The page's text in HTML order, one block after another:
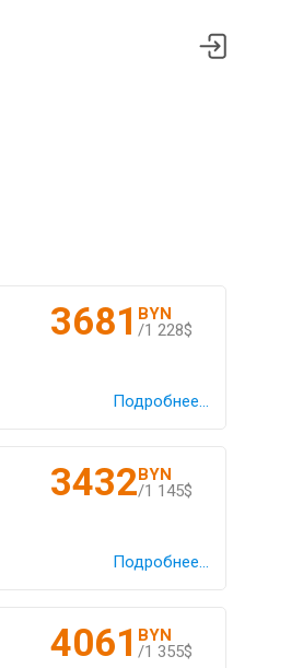
3681 BYN
/1 228$
Подробнее...
3432BYN
/1 145$
Подробнее...
4061 BYN
/1 355$